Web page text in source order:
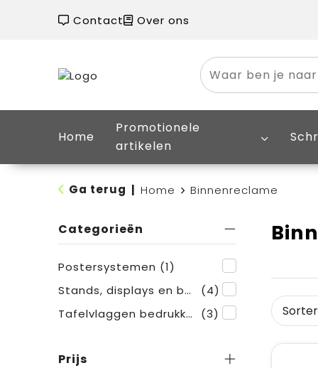
Contact Over ons
Home
Promotionele
artikelen
Ga terug Home Binnenreclame
Categorieën
Postersystemen (1)
Stands, displays en beursmaterialen
(4)
Tafelvlaggen bedrukken
(3)
Prijs